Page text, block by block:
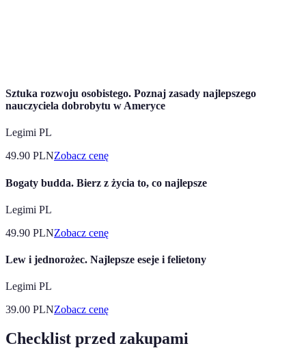
Sztuka rozwoju osobistego. Poznaj zasady najlepszego
nauczyciela dobrobytu w Ameryce
Legimi PL
49.90 PLNZobacz cenę
Bogaty budda. Bierz z życia to, co najlepsze
Legimi PL
49.90 PLNZobacz cenę
Lew i jednorożec. Najlepsze eseje i felietony
Legimi PL
39.00 PLNZobacz cenę
Checklist przed zakupami